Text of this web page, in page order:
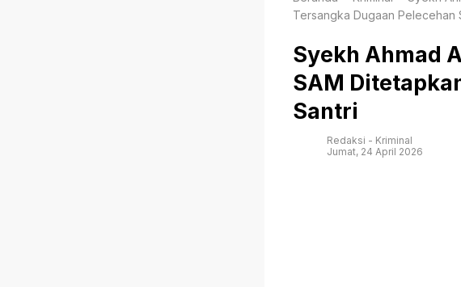
Tersangka Dugaan Pelecehan
Syekh Ahmad
SAM
Santri
Redaksi - Kriminal
Jumat, 24 April 2026